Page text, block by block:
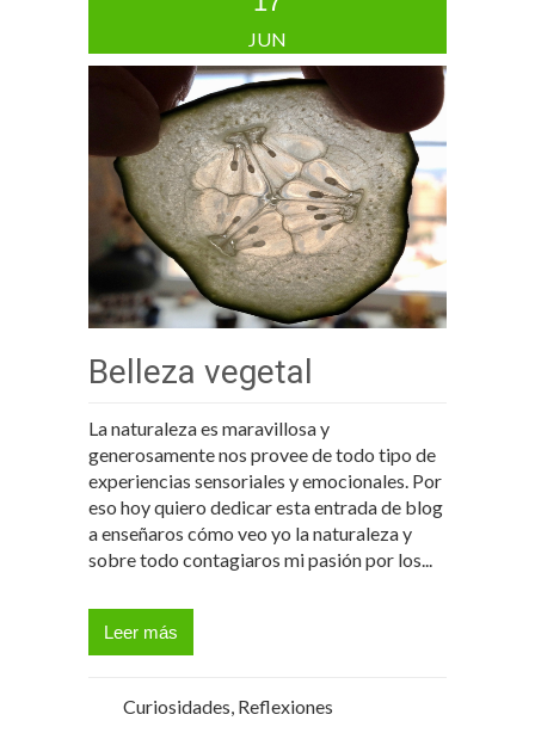
JUN
Belleza vegetal
La naturaleza es maravillosa y
generosamente nos provee de todo tipo de
experiencias sensoriales y emocionales. Por
eso hoy quiero dedicar esta entrada de blog
a enseñaros cómo veo yo la naturaleza y
sobre todo contagiaros mi pasión por los...
Leer más
Curiosidades, Reflexiones